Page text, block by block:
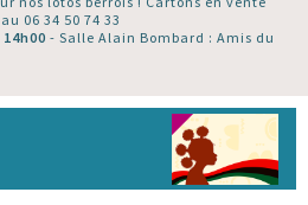
06 34 50 74 33
- Salle Alain Bombard : Amis du